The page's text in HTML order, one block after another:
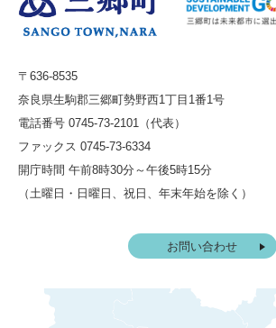
〒636-8535
奈良県生駒郡三郷町勢野西1丁目1番1号
電話番号 0745-73-2101（代表）
ファックス 0745-73-6334
開庁時間 午前8時30分～午後5時15分
（土曜日・日曜日、祝日、年末年始を除く）
お問い合わせ